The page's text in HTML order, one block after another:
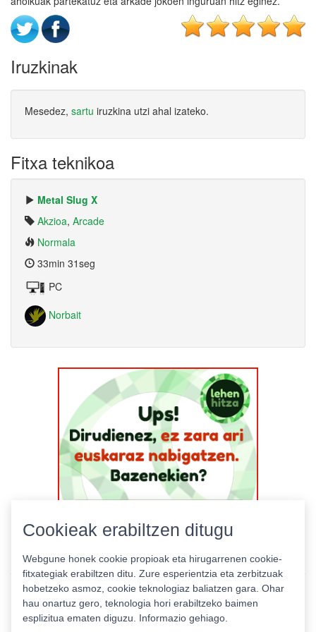
Iruzkinak
Mesedez, sartu iruzkina utzi ahal izateko.
Fitxa teknikoa
Metal Slug X
Akzioa, Arcade
Normala
33min 31seg
PC
Norbait
Cookieak erabiltzen ditugu
Webgune honek cookie propioak eta hirugarrenen cookie-
fitxategiak erabiltzen ditu. Zure esperientzia eta zerbitzuak
hobetzeko asmoz, cookie teknologiaz baliatzen gara. Ohar
hau onartuz gero, teknologia hori erabiltzeko baimen
esplizitua ematen diguzu. Informazio gehiago.